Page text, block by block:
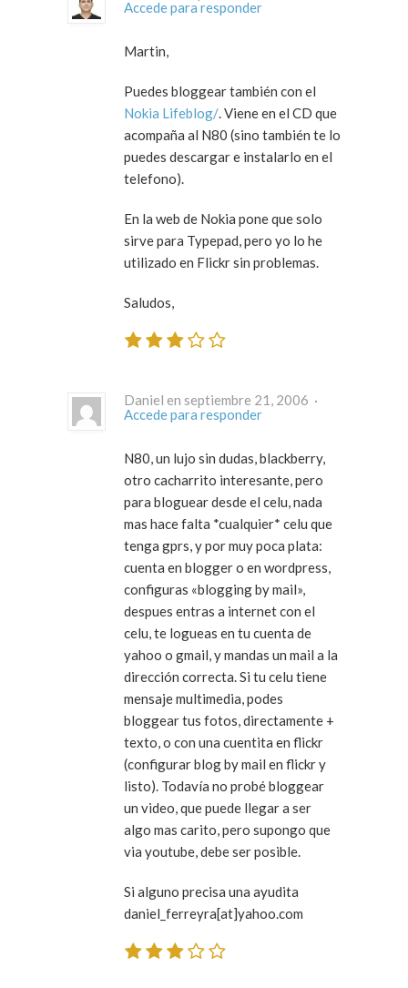
Accede para responder
Martin,
Puedes bloggear también con el
Nokia Lifeblog/. Viene en el CD que
acompaña al N80 (sino también te lo
puedes descargar e instalarlo en el
telefono).
En la web de Nokia pone que solo
sirve para Typepad, pero yo lo he
utilizado en Flickr sin problemas.
Saludos,
Daniel en septiembre 21, 2006 ·
Accede para responder
N80, un lujo sin dudas, blackberry,
otro cacharrito interesante, pero
para bloguear desde el celu, nada
mas hace falta *cualquier* celu que
tenga gprs, y por muy poca plata:
cuenta en blogger o en wordpress,
configuras «blogging by mail»,
despues entras a internet con el
celu, te logueas en tu cuenta de
yahoo o gmail, y mandas un mail a la
dirección correcta. Si tu celu tiene
mensaje multimedia, podes
bloggear tus fotos, directamente +
texto, o con una cuentita en flickr
(configurar blog by mail en flickr y
listo). Todavía no probé bloggear
un video, que puede llegar a ser
algo mas carito, pero supongo que
via youtube, debe ser posible.
Si alguno precisa una ayudita
daniel_ferreyra[at]yahoo.com